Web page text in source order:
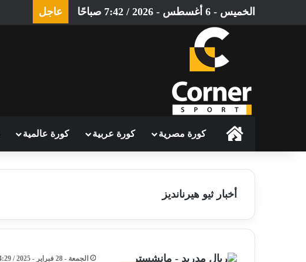
الخميس - 6 أغسطس - 2026 / 7:42 صباحًا عاجل
الرئيسيةكورة مصرية كورة عربية كورة عالمية
أخبار ثيو هيرنانديز
الجمعة - 28 فبراير - 2025 / 4:29 صباحًا